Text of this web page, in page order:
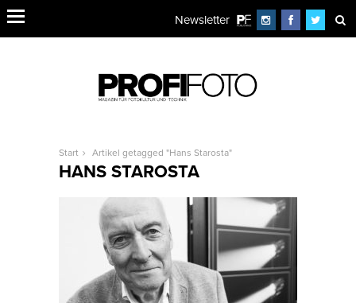
Newsletter
Start Artikel getagged "Hans Starosta"
HANS STAROSTA